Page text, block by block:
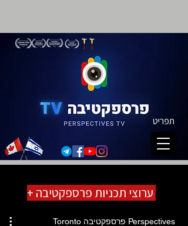
תפריט
ערוצי תכניות פרספקטיבה +
Perspectives פרספקטיבה Toronto